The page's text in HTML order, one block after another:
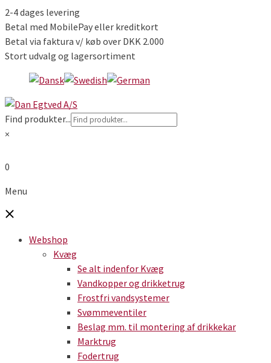
2-4 dages levering
Betal med MobilePay eller kreditkort
Betal via faktura v/ køb over DKK 2.000
Stort udvalg og lagersortiment
Find produkter...
×
0
Menu
Webshop
Kvæg
Se alt indenfor Kvæg
Vandkopper og drikketrug
Frostfri vandsystemer
Svømmeventiler
Beslag mm. til montering af drikkekar
Marktrug
Fodertrug